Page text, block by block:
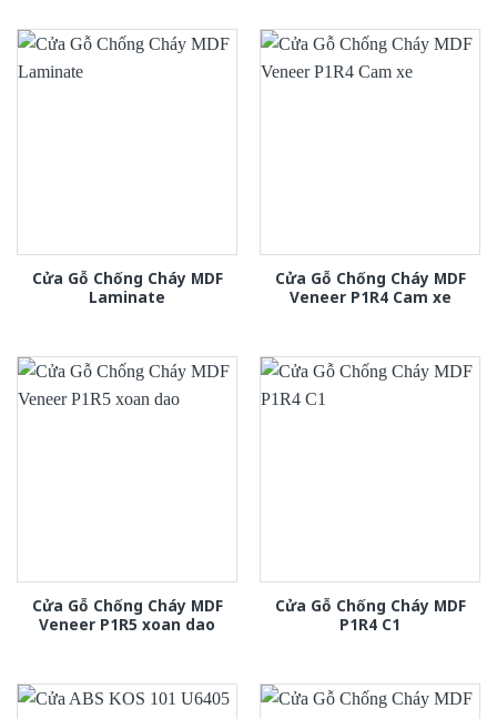
Cửa Gỗ Chống Cháy MDF
Laminate
Cửa Gỗ Chống Cháy MDF
Veneer P1R4 Cam xe
Cửa Gỗ Chống Cháy MDF
Veneer P1R5 xoan dao
Cửa Gỗ Chống Cháy MDF
P1R4 C1